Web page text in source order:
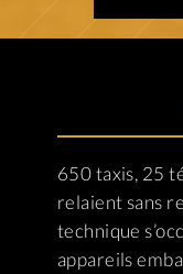
650 taxis, 25
relaient sans
technique
appareils